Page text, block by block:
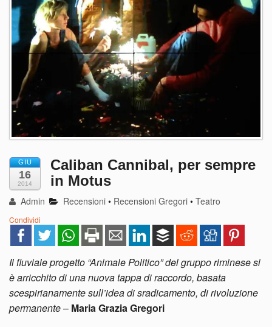
GIU
16
2014
Caliban Cannibal, per sempre
in Motus
Admin Recensioni • Recensioni Gregori •Teatro
Condividi
Il fluviale progetto “Animale Politico” del gruppo riminese si
è arricchito di una nuova tappa di raccordo, basata
scespirianamente sull’idea di sradicamento, di rivoluzione
permanente– Maria Grazia Gregori